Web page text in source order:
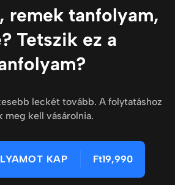
remek tanfolyam,
Tetszik ez a
leckét tovább. A folytatáshoz
meg kell vásárolnia.
KAP Ft19,990